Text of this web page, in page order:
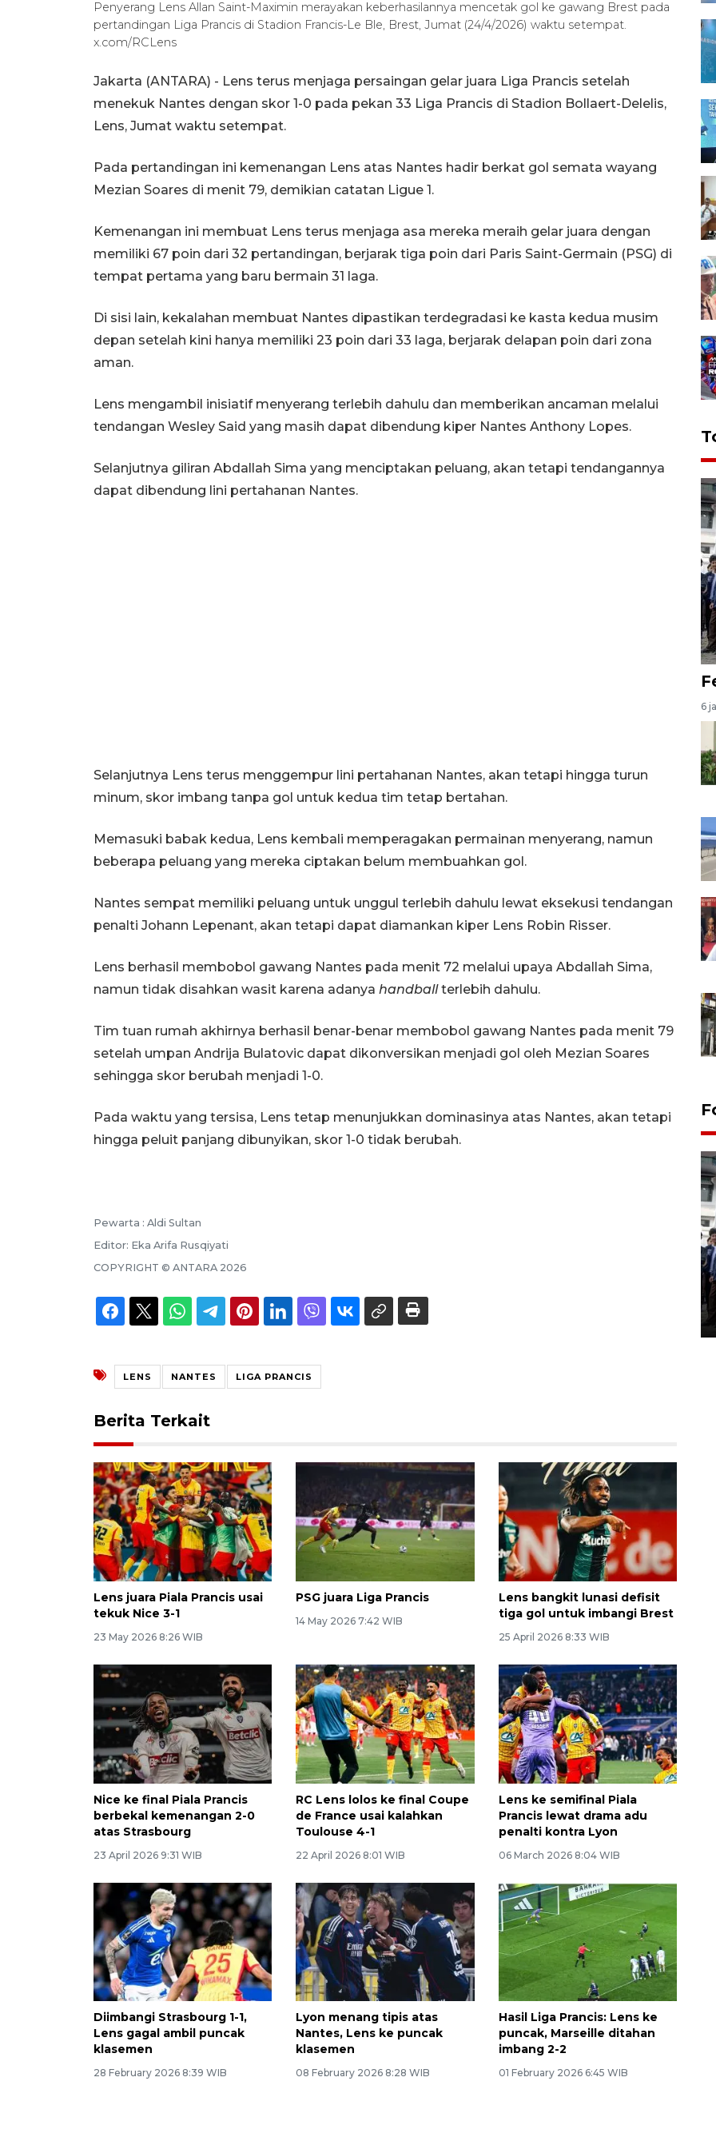
Penyerang Lens Allan Saint-Maximin merayakan keberhasilannya mencetak gol ke gawang Brest pada
pertandingan Liga Prancis di Stadion Francis-Le Ble, Brest, Jumat (24/4/2026) waktu setempat.
x.com/RCLens
Jakarta (ANTARA) - Lens terus menjaga persaingan gelar juara Liga Prancis setelah
menekuk Nantes dengan skor 1-0 pada pekan 33 Liga Prancis di Stadion Bollaert-Delelis,
Lens, Jumat waktu setempat.
Pada pertandingan ini kemenangan Lens atas Nantes hadir berkat gol semata wayang
Mezian Soares di menit 79, demikian catatan Ligue 1.
Kemenangan ini membuat Lens terus menjaga asa mereka meraih gelar juara dengan
memiliki 67 poin dari 32 pertandingan, berjarak tiga poin dari Paris Saint-Germain (PSG) di
tempat pertama yang baru bermain 31 laga.
Di sisi lain, kekalahan membuat Nantes dipastikan terdegradasi ke kasta kedua musim
depan setelah kini hanya memiliki 23 poin dari 33 laga, berjarak delapan poin dari zona
aman.
Lens mengambil inisiatif menyerang terlebih dahulu dan memberikan ancaman melalui
tendangan Wesley Said yang masih dapat dibendung kiper Nantes Anthony Lopes.
Selanjutnya giliran Abdallah Sima yang menciptakan peluang, akan tetapi tendangannya
dapat dibendung lini pertahanan Nantes.
Selanjutnya Lens terus menggempur lini pertahanan Nantes, akan tetapi hingga turun
minum, skor imbang tanpa gol untuk kedua tim tetap bertahan.
Memasuki babak kedua, Lens kembali memperagakan permainan menyerang, namun
beberapa peluang yang mereka ciptakan belum membuahkan gol.
Nantes sempat memiliki peluang untuk unggul terlebih dahulu lewat eksekusi tendangan
penalti Johann Lepenant, akan tetapi dapat diamankan kiper Lens Robin Risser.
Lens berhasil membobol gawang Nantes pada menit 72 melalui upaya Abdallah Sima,
namun tidak disahkan wasit karena adanya handballterlebih dahulu.
Tim tuan rumah akhirnya berhasil benar-benar membobol gawang Nantes pada menit 79
setelah umpan Andrija Bulatovic dapat dikonversikan menjadi gol oleh Mezian Soares
sehingga skor berubah menjadi 1-0.
Pada waktu yang tersisa, Lens tetap menunjukkan dominasinya atas Nantes, akan tetapi
hingga peluit panjang dibunyikan, skor 1-0 tidak berubah.
Pewarta : Aldi Sultan
Editor: Eka Arifa Rusqiyati
COPYRIGHT © ANTARA 2026
LENS NANTES LIGA PRANCIS
Berita Terkait
Lens juara Piala Prancis usai
tekuk Nice 3-1
23 May 2026 8:26 WIB
PSG juara Liga Prancis
14 May 2026 7:42 WIB
Lens bangkit lunasi defisit
tiga gol untuk imbangi Brest
25 April 2026 8:33 WIB
Nice ke final Piala Prancis
berbekal kemenangan 2-0
atas Strasbourg
23 April 2026 9:31 WIB
RC Lens lolos ke final Coupe
de France usai kalahkan
Toulouse 4-1
22 April 2026 8:01 WIB
Lens ke semifinal Piala
Prancis lewat drama adu
penalti kontra Lyon
06 March 2026 8:04 WIB
Diimbangi Strasbourg 1-1,
Lens gagal ambil puncak
klasemen
28 February 2026 8:39 WIB
Lyon menang tipis atas
Nantes, Lens ke puncak
klasemen
08 February 2026 8:28 WIB
Hasil Liga Prancis: Lens ke
puncak, Marseille ditahan
imbang 2-2
01 February 2026 6:45 WIB
6